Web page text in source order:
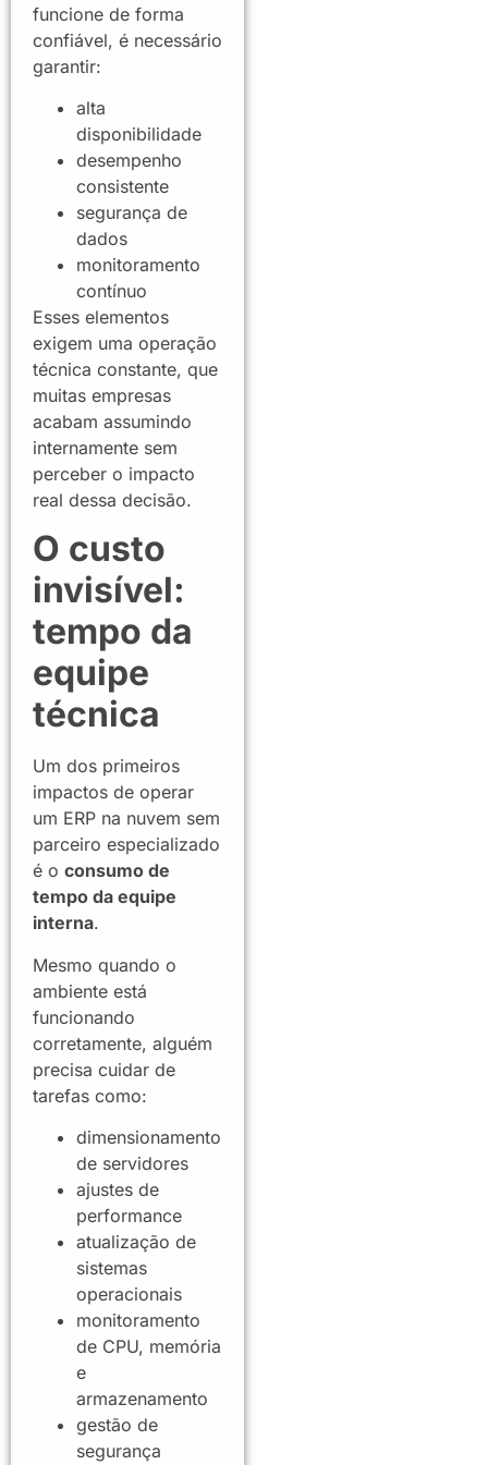
funcione de forma
confiável, é necessário
garantir:
alta
disponibilidade
desempenho
consistente
segurança de
dados
monitoramento
contínuo
Esses elementos
exigem uma operação
técnica constante, que
muitas empresas
acabam assumindo
internamente sem
perceber o impacto
real dessa decisão.
O custo
invisível:
tempo da
equipe
técnica
Um dos primeiros
impactos de operar
um ERP na nuvem sem
parceiro especializado
é o consumo de
tempo da equipe
interna.
Mesmo quando o
ambiente está
funcionando
corretamente, alguém
precisa cuidar de
tarefas como:
dimensionamento
de servidores
ajustes de
performance
atualização de
sistemas
operacionais
monitoramento
de CPU, memória
e
armazenamento
gestão de
segurança